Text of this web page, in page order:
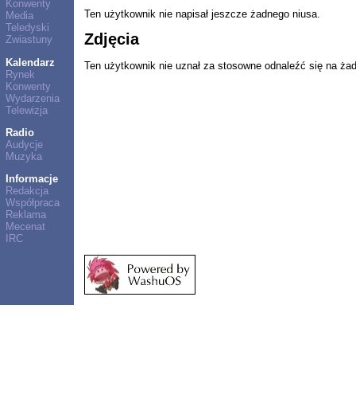
Konwenty
Media
Teledyski
Zwiastuny
Kalendarz
Rynek
Konwenty
Wydarzenia
Telewizja
Radio
Audycje
Muzyka
Informacje
Redakcja
Współpraca
Reklama
Mecenat
IRC
Ten użytkownik nie napisał jeszcze żadnego niusa.
Zdjęcia
Ten użytkownik nie uznał za stosowne odnaleźć się na